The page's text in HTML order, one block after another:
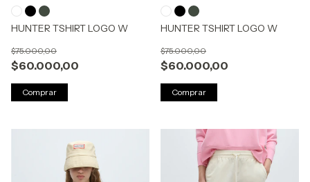
HUNTER TSHIRT LOGO W
$60.000,00
$75.000,00
Comprar
HUNTER TSHIRT LOGO W
$60.000,00
$75.000,00
Comprar